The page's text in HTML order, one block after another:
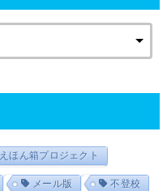
えほん箱プロジェクト
メール版 不登校